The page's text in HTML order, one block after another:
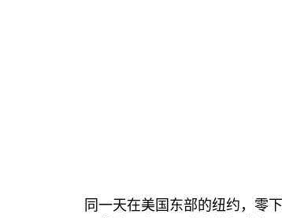
同一天在美国东部的纽约，零下